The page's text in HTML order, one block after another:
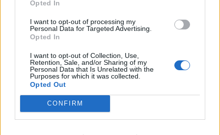
Opted In
I want to opt-out of processing my
Personal Data for Targeted Advertising.
Opted In
I want to opt-out of Collection, Use,
Retention, Sale, and/or Sharing of my
Personal Data that Is Unrelated with the
Purposes for which it was collected.
Opted Out
CONFIRM
Popular Posts
Des faux pass sanitaires à 1 000 euros pièce
24 novembre 2021
Vomissement de sang : 3 causes possibles
14 janvier 2019
Hausse des arnaques liées aux ordonnances pour les
médicaments contre le cancer